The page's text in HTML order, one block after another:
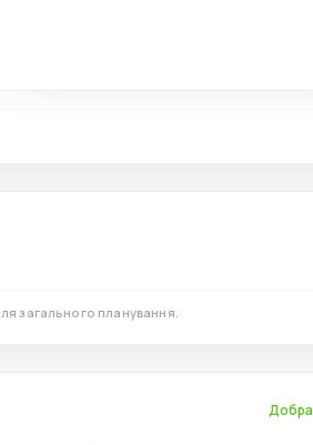
загального планування.
Добра